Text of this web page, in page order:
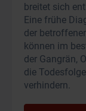
breitet sich
Eine frühe
der
können im
der Gangrän,
die
verhindern.